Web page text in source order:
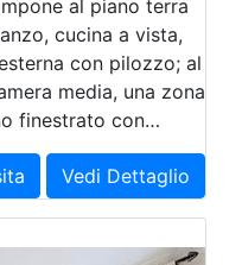
al piano terra
cucina a vista,
con pilozzo; al
media, una zona
finestrato con…
Vedi Dettaglio